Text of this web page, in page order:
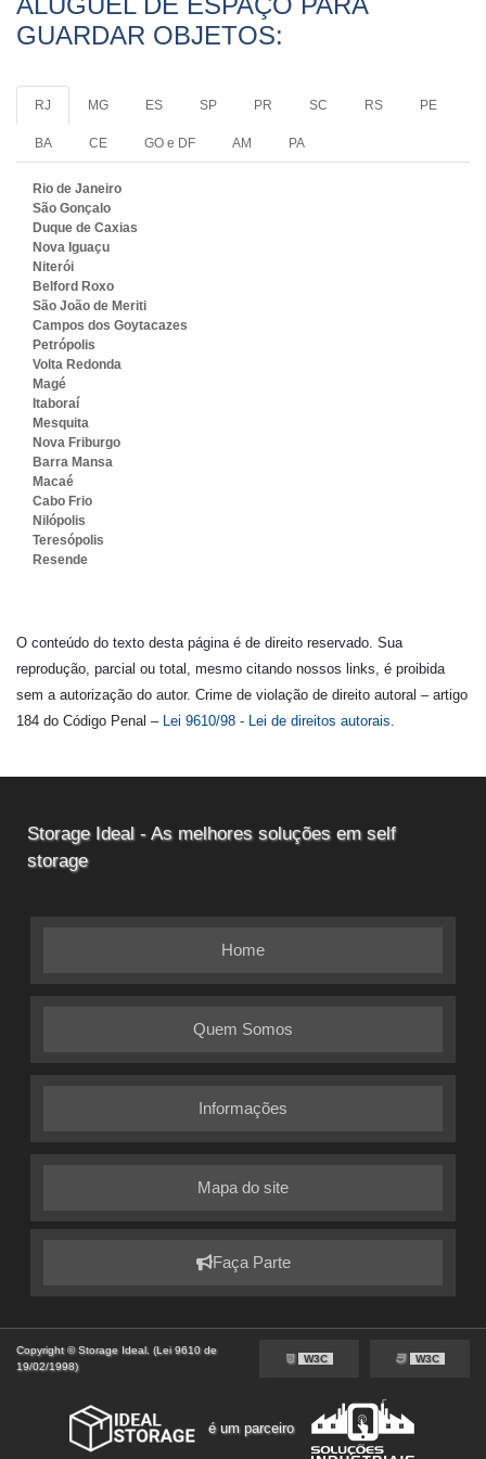
GUARDAR OBJETOS:
RJ MG ES SP PR SC RS PE
BA CE GO e DF AM PA
Rio de Janeiro
São Gonçalo
Duque de Caxias
Nova Iguaçu
Niterói
Belford Roxo
São João de Meriti
Campos dos Goytacazes
Petrópolis
Volta Redonda
Magé
Itaboraí
Mesquita
Nova Friburgo
Barra Mansa
Macaé
Cabo Frio
Nilópolis
Teresópolis
Resende
O conteúdo do texto desta página é de direito reservado. Sua
reprodução, parcial ou total, mesmo citando nossos links, é proibida
sem a autorização do autor. Crime de violação de direito autoral – artigo
184 do Código Penal – Lei 9610/98 - Lei de direitos autorais
Storage Ideal - As melhores soluções em self
storage
Home
Quem Somos
Informações
Mapa do site
Faça Parte
Copyright © Storage Ideal. (Lei 9610 de
19/02/1998)
W3C W3C
é um parceiro